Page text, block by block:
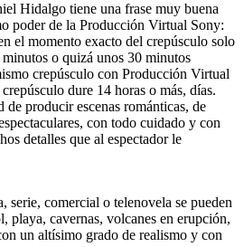
Hidalgo tiene una frase muy buena
poder de la Producción Virtual Sony:
el momento exacto del crepúsculo solo
o quizá unos 30 minutos
crepúsculo con Producción Virtual
dure 14 horas o más, días.
de producir escenas románticas, de
con todo cuidado y con
detalles que al espectador le
serie, comercial o telenovela se pueden
playa, cavernas, volcanes en erupción,
un altísimo grado de realismo y con